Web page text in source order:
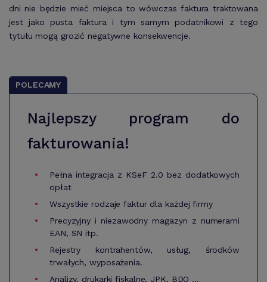
dni nie będzie mieć miejsca to wówczas faktura traktowana
jest jako pusta faktura i tym samym podatnikowi z tego
tytułu mogą grozić negatywne konsekwencje.
POLECAMY
Najlepszy program do
fakturowania!
Pełna integracja z KSeF 2.0 bez dodatkowych
opłat
Wszystkie rodzaje faktur dla każdej firmy
Precyzyjny i niezawodny magazyn z numerami
EAN, SN itp.
Rejestry kontrahentów, usług, środków
trwałych, wyposażenia.
Analizy, drukarki fiskalne, JPK, BDO ...